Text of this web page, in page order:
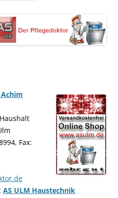
Fax:
AS ULM Haustechnik